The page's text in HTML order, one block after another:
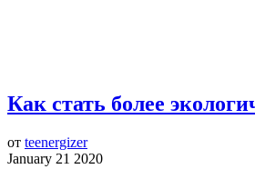
Как стать более
от teenergizer
January 21 2020